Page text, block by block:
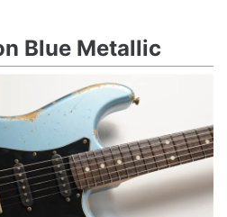
Blue Metallic